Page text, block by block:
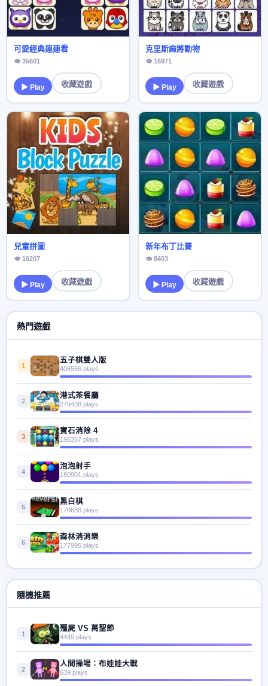
可愛經典連連看
👁 35601
▶ Play 收藏遊戲
克里斯麻將動物
👁 16971
▶ Play 收藏遊戲
兒童拼圖
👁 16207
▶ Play 收藏遊戲
新年布丁比賽
👁 8403
▶ Play 收藏遊戲
熱門遊戲
1
五子棋雙人版
406556 plays
2
港式茶餐廳
279438 plays
3
寶石消除 4
196357 plays
4
泡泡射手
180901 plays
5
黑白棋
178688 plays
6
森林消消樂
177995 plays
隨機推薦
1
殭屍 VS 萬聖節
4449 plays
2
人間操場：布娃娃大戰
639 plays